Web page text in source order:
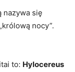
nazywa się
nocy”.
to: Hylocereus